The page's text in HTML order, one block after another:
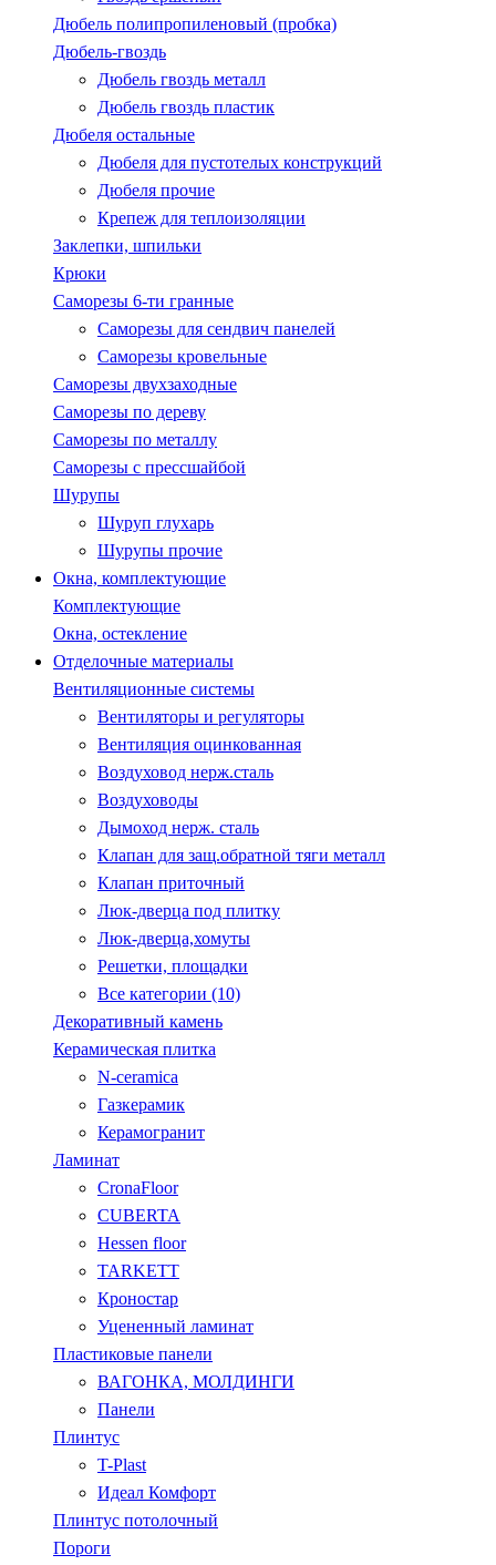
Дюбель полипропиленовый (пробка)
Дюбель-гвоздь
Дюбель гвоздь металл
Дюбель гвоздь пластик
Дюбеля остальные
Дюбеля для пустотелых конструкций
Дюбеля прочие
Крепеж для теплоизоляции
Заклепки, шпильки
Крюки
Саморезы 6-ти гранные
Саморезы для сендвич панелей
Саморезы кровельные
Саморезы двухзаходные
Саморезы по дереву
Саморезы по металлу
Саморезы с пресcшайбой
Шурупы
Шуруп глухарь
Шурупы прочие
Окна, комплектующие
Комплектующие
Окна, остекление
Отделочные материалы
Вентиляционные системы
Вентиляторы и регуляторы
Вентиляция оцинкованная
Воздуховод нерж.сталь
Воздуховоды
Дымоход нерж. сталь
Клапан для защ.обратной тяги металл
Клапан приточный
Люк-дверца под плитку
Люк-дверца,хомуты
Решетки, площадки
Все категории (10)
Декоративный камень
Керамическая плитка
N-ceramica
Газкерамик
Керамогранит
Ламинат
CronaFloor
CUBERTA
Hessen floor
TARKETT
Кроностар
Уцененный ламинат
Пластиковые панели
ВАГОНКА, МОЛДИНГИ
Панели
Плинтус
T-Plast
Идеал Комфорт
Плинтус потолочный
Пороги